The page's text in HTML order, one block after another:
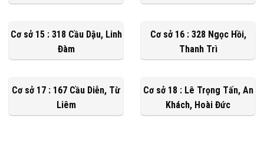
Cơ sở 15 : 318 Cầu Dậu, Linh
Đàm
Cơ sở 16 : 328 Ngọc Hồi,
Thanh Trì
Cơ sở 17 : 167 Cầu Diễn, Từ
Liêm
Cơ sở 18 : Lê Trọng Tấn, An
Khách, Hoài Đức